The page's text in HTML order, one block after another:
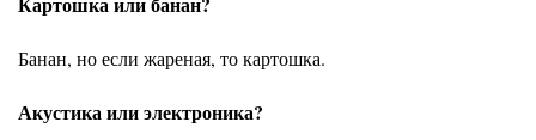
Банан, но если жареная, то картошка.
Акустика или электроника?